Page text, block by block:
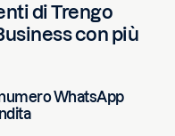
di Trengo
con più
WhatsApp